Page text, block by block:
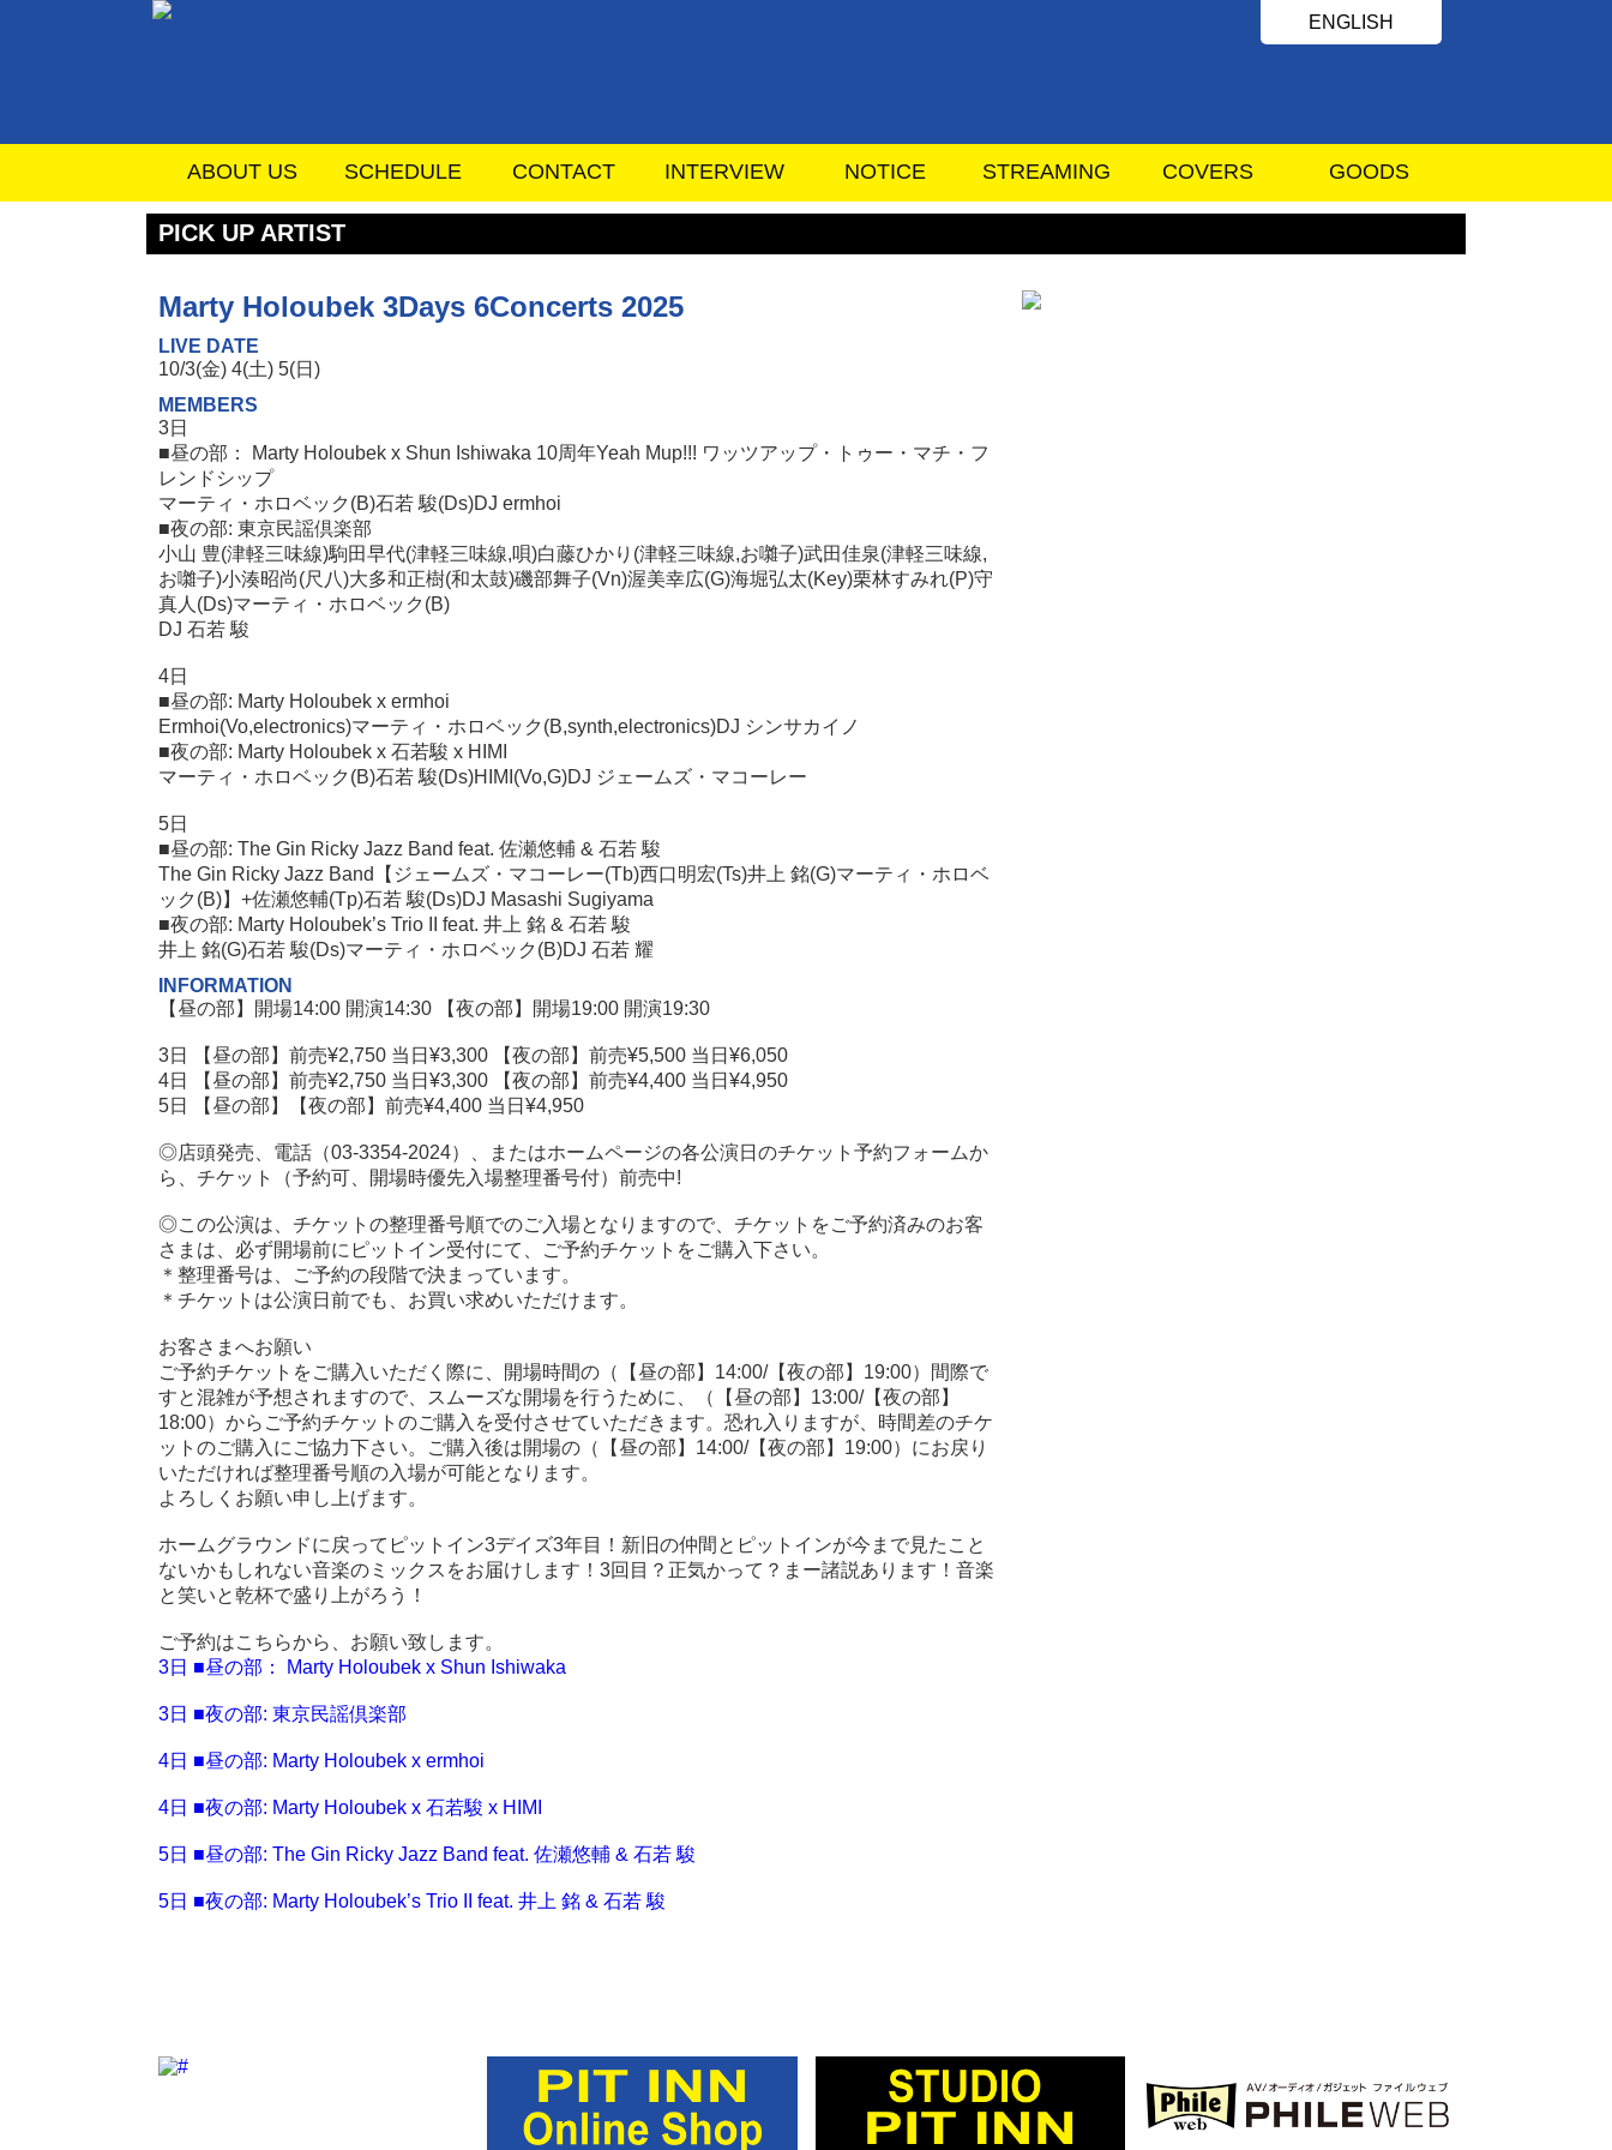
ENGLISH
ABOUT US SCHEDULE CONTACT INTERVIEW NOTICE STREAMING COVERS GOODS
PICK UP ARTIST
Marty Holoubek 3Days 6Concerts 2025
LIVE DATE
10/3(金) 4(土) 5(日)
MEMBERS
3日
■昼の部： Marty Holoubek x Shun Ishiwaka 10周年Yeah Mup!!! ワッツアップ・トゥー・マチ・フ
レンドシップ
マーティ・ホロベック(B)石若 駿(Ds)DJ ermhoi
■夜の部: 東京民謡倶楽部
小山 豊(津軽三味線)駒田早代(津軽三味線,唄)白藤ひかり(津軽三味線,お囃子)武田佳泉(津軽三味線,
お囃子)小湊昭尚(尺八)大多和正樹(和太鼓)磯部舞子(Vn)渥美幸広(G)海堀弘太(Key)栗林すみれ(P)守
真人(Ds)マーティ・ホロベック(B)
DJ 石若 駿
4日
■昼の部: Marty Holoubek x ermhoi
Ermhoi(Vo,electronics)マーティ・ホロベック(B,synth,electronics)DJ シンサカイノ
■夜の部: Marty Holoubek x 石若駿 x HIMI
マーティ・ホロベック(B)石若 駿(Ds)HIMI(Vo,G)DJ ジェームズ・マコーレー
5日
■昼の部: The Gin Ricky Jazz Band feat. 佐瀬悠輔 & 石若 駿
The Gin Ricky Jazz Band【ジェームズ・マコーレー(Tb)西口明宏(Ts)井上 銘(G)マーティ・ホロベ
ック(B)】+佐瀬悠輔(Tp)石若 駿(Ds)DJ Masashi Sugiyama
■夜の部: Marty Holoubek’s Trio II feat. 井上 銘 & 石若 駿
井上 銘(G)石若 駿(Ds)マーティ・ホロベック(B)DJ 石若 耀
INFORMATION
【昼の部】開場14:00 開演14:30 【夜の部】開場19:00 開演19:30
3日 【昼の部】前売¥2,750 当日¥3,300 【夜の部】前売¥5,500 当日¥6,050
4日 【昼の部】前売¥2,750 当日¥3,300 【夜の部】前売¥4,400 当日¥4,950
5日 【昼の部】【夜の部】前売¥4,400 当日¥4,950
◎店頭発売、電話（03-3354-2024）、またはホームページの各公演日のチケット予約フォームか
ら、チケット（予約可、開場時優先入場整理番号付）前売中!
◎この公演は、チケットの整理番号順でのご入場となりますので、チケットをご予約済みのお客
さまは、必ず開場前にピットイン受付にて、ご予約チケットをご購入下さい。
＊整理番号は、ご予約の段階で決まっています。
＊チケットは公演日前でも、お買い求めいただけます。
お客さまへお願い
ご予約チケットをご購入いただく際に、開場時間の（【昼の部】14:00/【夜の部】19:00）間際で
すと混雑が予想されますので、スムーズな開場を行うために、（【昼の部】13:00/【夜の部】
18:00）からご予約チケットのご購入を受付させていただきます。恐れ入りますが、時間差のチケ
ットのご購入にご協力下さい。ご購入後は開場の（【昼の部】14:00/【夜の部】19:00）にお戻り
いただければ整理番号順の入場が可能となります。
よろしくお願い申し上げます。
ホームグラウンドに戻ってピットイン3デイズ3年目！新旧の仲間とピットインが今まで見たこと
ないかもしれない音楽のミックスをお届けします！3回目？正気かって？まー諸説あります！音楽
と笑いと乾杯で盛り上がろう！
ご予約はこちらから、お願い致します。
3日 ■昼の部： Marty Holoubek x Shun Ishiwaka
3日 ■夜の部: 東京民謡倶楽部
4日 ■昼の部: Marty Holoubek x ermhoi
4日 ■夜の部: Marty Holoubek x 石若駿 x HIMI
5日 ■昼の部: The Gin Ricky Jazz Band feat. 佐瀬悠輔 & 石若 駿
5日 ■夜の部: Marty Holoubek’s Trio II feat. 井上 銘 & 石若 駿